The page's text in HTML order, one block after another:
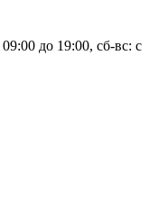
09:00 до 19:00, сб-вс: с